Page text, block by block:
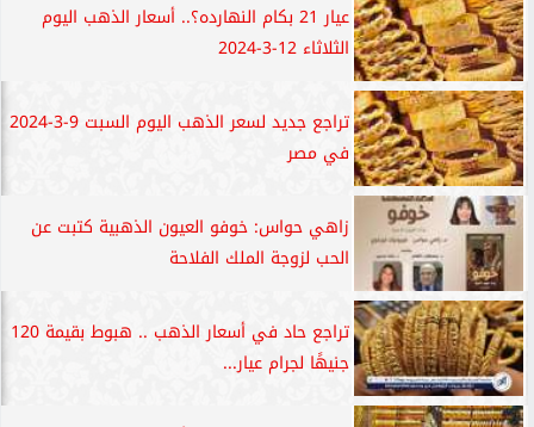
عيار 21 بكام النهارده؟.. أسعار الذهب اليوم
الثلاثاء 12-3-2024
تراجع جديد لسعر الذهب اليوم السبت 9-3-2024
في مصر
زاهي حواس: خوفو العيون الذهبية كتبت عن
الحب لزوجة الملك الفلاحة
تراجع حاد في أسعار الذهب .. هبوط بقيمة 120
جنيهًا لجرام عيار...